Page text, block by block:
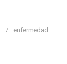
enfermedad